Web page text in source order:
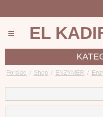
EL
Forside / Shop / ENZYMER /